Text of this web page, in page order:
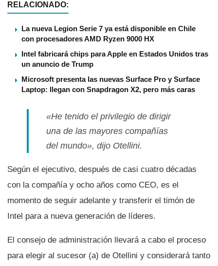
RELACIONADO:
La nueva Legion Serie 7 ya está disponible en Chile
con procesadores AMD Ryzen 9000 HX
Intel fabricará chips para Apple en Estados Unidos tras
un anuncio de Trump
Microsoft presenta las nuevas Surface Pro y Surface
Laptop: llegan con Snapdragon X2, pero más caras
«He tenido el privilegio de dirigir
una de las mayores compañí­as
del mundo», dijo Otellini.
Según el ejecutivo, después de casi cuatro décadas
con la compañí­a y ocho años como CEO, es el
momento de seguir adelante y transferir el timón de
Intel para a nueva generación de lí­deres.
El consejo de administración llevará a cabo el proceso
para elegir al sucesor (a) de Otellini y considerará tanto